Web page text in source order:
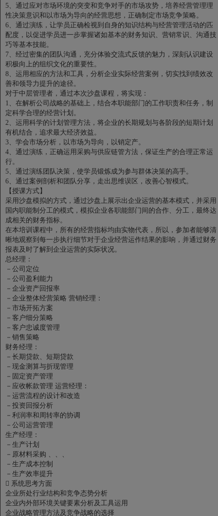
5、通过应对市场环境的突变和竞争对手的市场攻势，培养经营管理理
性决策意识和以市场为导向的经营思想，正确制定市场竞争策略。
6、通过演练，让学员正确检视到自身的知识结构与经营管理活动的匹
配度，以促进学员进一步掌握诸如基本的财务知识、营销常识、沟通技
巧等基本技能。
7、经过密集的团队沟通，充分体验交流式反馈的魅力，深刻认识建设
积极向上的组织文化的重要性。
8、运用相应的方法和工具，分析企业实际经营案例，切实找到绩效改
善和领导力提升的途径。
对于中层管理者，通过本次沙盘课程，将实现：
1、在解析公司战略的基础上，结合本职能部门的工作职责和任务，制
定科学合理的经营计划。
2、运用科学的计划管理方法，将企业的长期规划与各阶段的短期计划
有机结合，追求最大经济效益。
3、学会市场分析，以市场为导向，以销定产。
4、通过演练，正确运用采购与供应链管方法，保证生产的合理正常运
行。
5、通过演练团队决策，使学员锻炼成为参与群体决策的高手。
6、通过案例剖析和团队分享，走出思维误区，改善心智模式。
【授课方式】
采用沙盘模拟的方式，通过沙盘上展示出企业运营的基本模式，并采用
国内职能制分工的模式，模拟企业各职能部门间的合作、分工，最终达
成相关的财务指标。
在本培训课程中，所有的经营指标均由实物代表，所以，参加者能够清
晰地观察到每一步执行细节对于企业经营运作结果的影响，并通过财务
报表及时了解到企业运营的实际状况。
总经理：
－公司定位
－公司盈利能力
－企业资产回报率
－企业整体经营策略 营销经理：
－市场开拓方案
－客户细分策略
－客户忠诚度管理
－销售策略
财务经理：
－长期贷款、短期贷款
－现金测算与折现管理
－固定资产管理
－应收帐款管理 运营经理：
－运营流程的设计和改造
－投资回报分析
－利润率和周转率的协调
－公司运营管理
生产经理：
－生产计划
－原材料采购
－生产成本控制
－生产效率提升
 系统思考方面
企业所处行业结构和竞争态势分析
企业内外部环境关键要素分析及工具运用
企业战略管理方法及竞争战略的选择